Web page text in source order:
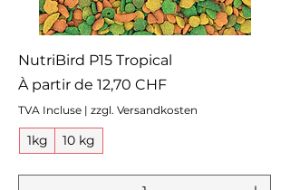
NutriBird P15 Tropical
À partir de 12,70 CHF
Prix promotionnel
TVA Incluse | zzgl. Versandkosten
1kg 10 kg